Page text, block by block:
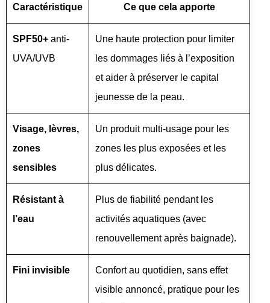
Caractéristique Ce que cela apporte
SPF50+ anti-
UVA/UVB
Une haute protection pour limiter
les dommages liés à l’exposition
et aider à préserver le capital
jeunesse de la peau.
Visage, lèvres,
zones
sensibles
Un produit multi-usage pour les
zones les plus exposées et les
plus délicates.
Résistant à
l’eau
Plus de fiabilité pendant les
activités aquatiques (avec
renouvellement après baignade).
Fini invisible
Confort au quotidien, sans effet
visible annoncé, pratique pour les